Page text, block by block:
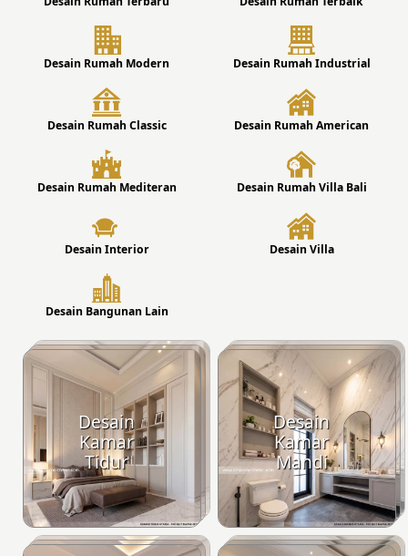
Desain Rumah Modern Desain Rumah Industrial
Desain Rumah Classic Desain Rumah American
Desain Rumah Mediteran Desain Rumah Villa Bali
Desain Interior Desain Villa
Desain Bangunan Lain
Desain
Kamar
Tidur
Desain
Kamar
Mandi